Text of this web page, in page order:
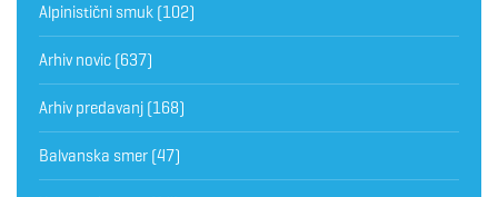
Alpinistični smuk (102)
Arhiv novic (637)
Arhiv predavanj (168)
Balvanska smer (47)